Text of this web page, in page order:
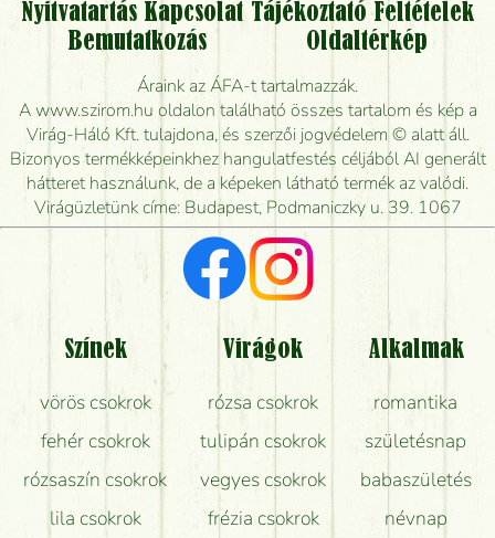
Vidékre is lehet rendelni?
Meddig rendelhetek virágküldést úgy, hogy még ma
kiszállítsák?
Mennyire gyorsan tudják elkészíteni a csokrot, és
mikor tudják leghamarabb kiszállítani?
Vörös rózsát keresek, van önöknél?
Milyen visszajelzést kapok a virágküldésről?
Tényleg azt kapom, ami a képen van?
Mit kell tudni a virágcsokrok szállításáról?
Hogy marad a lehető legtovább friss a csokor?
Tudok adventi koszorút vásárolni boltban?
Nyitvatartás Kapcsolat Tájékoztató Feltételek
Bemutatkozás
Oldaltérkép
Áraink az ÁFA-t tartalmazzák.
A www.szirom.hu oldalon található összes tartalom és kép a
Virág-Háló Kft. tulajdona, és szerzői jogvédelem © alatt áll.
Bizonyos termékképeinkhez hangulatfestés céljából AI generált
hátteret használunk, de a képeken látható termék az valódi.
Virágüzletünk címe: Budapest, Podmaniczky u. 39. 1067
Színek
vörös csokrok
fehér csokrok
rózsaszín csokrok
lila csokrok
Virágok
rózsa csokrok
tulipán csokrok
vegyes csokrok
frézia csokrok
Alkalmak
romantika
születésnap
babaszületés
névnap